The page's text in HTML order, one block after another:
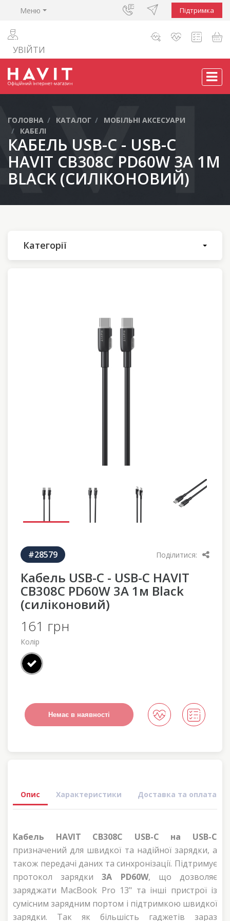
Меню Підтримка
УВІЙТИ
ГОЛОВНА КАТАЛОГ
МОБІЛЬНІ АКСЕСУАРИ
КАБЕЛІ
КАБЕЛЬ USB-C - USB-C
HAVIT CB308C PD60W 3A 1М
BLACK (СИЛІКОНОВИЙ)
Категорії
Поділитися:
#28579
Кабель USB-C - USB-C HAVIT
CB308C PD60W 3A 1м Black
(силіконовий)
161 грн
Колір
Немає в наявності
Опис Характеристики Доставка та оплата
Кабель HAVIT CB308C USB-C на USB-C
призначений для швидкої та надійної зарядки, а
також передачі даних та синхронізації. Підтримує
протокол зарядки3А PD60W, що дозволяє
заряджати MacBook Pro 13" та інші пристрої із
сумісним зарядним портом і підтримкою швидкої
зарядки. Так як більшість гаджетів зараз